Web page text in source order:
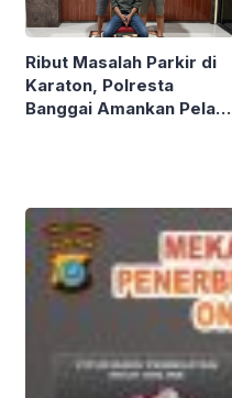
Ribut Masalah Parkir di
Karaton, Polresta
Banggai Amankan Pelaku